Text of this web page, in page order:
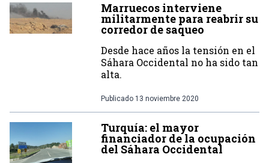
Marruecos interviene
militarmente para reabrir su
corredor de saqueo
Desde hace años la tensión en el
Sáhara Occidental no ha sido tan
alta.
Publicado 13 noviembre 2020
Turquía: el mayor
financiador de la ocupación
del Sáhara Occidental